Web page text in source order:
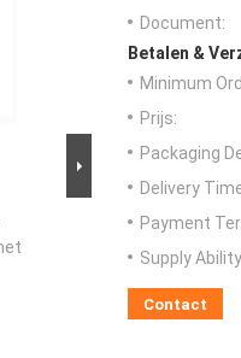
Document:
Betalen &
Minimum
Prijs:
Packaging
Delivery
Payment
Supply
Contact